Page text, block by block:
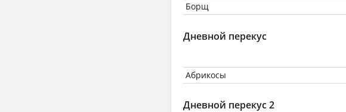
Борщ
Дневной перекус
Абрикосы
Дневной перекус 2